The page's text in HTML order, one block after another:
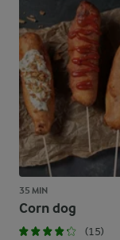
35 MIN
Corn dog
(15)